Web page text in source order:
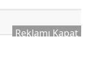
Reklamı Kapat